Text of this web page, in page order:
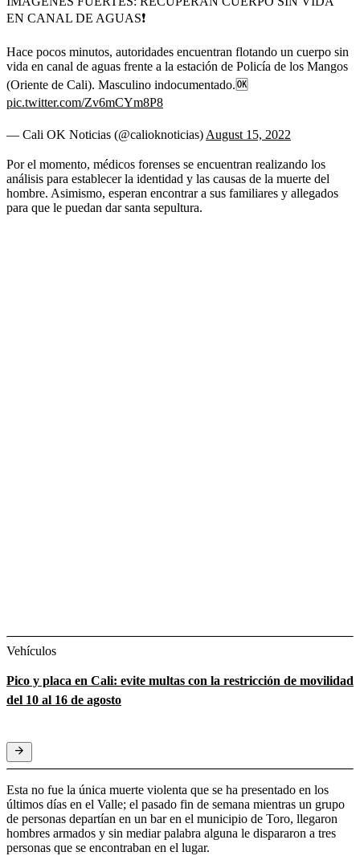
EN CANAL DE AGUAS❗
Hace pocos minutos, autoridades encuentran flotando un cuerpo sin
vida en canal de aguas frente a la estación de Policía de los Mangos
(Oriente de Cali). Masculino indocumentado.🆗
pic.twitter.com/Zv6mCYm8P8
— Cali OK Noticias (@calioknoticias) August 15, 2022
Por el momento, médicos forenses se encuentran realizando los
análisis para establecer la identidad y las causas de la muerte del
hombre. Asimismo, esperan encontrar a sus familiares y allegados
para que le puedan dar santa sepultura.
Vehículos
Pico y placa en Cali: evite multas con la restricción de movilidad
del 10 al 16 de agosto
Esta no fue la única muerte violenta que se ha presentado en los
últimos días en el Valle; el pasado fin de semana mientras un grupo
de personas departían en un bar en el municipio de Toro, llegaron
hombres armados y sin mediar palabra alguna le dispararon a tres
personas que se encontraban en el lugar.